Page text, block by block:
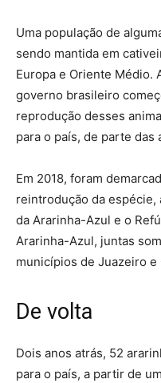
Uma população de
sendo mantida em
Europa e Oriente Médio.
governo brasileiro
reprodução desses
para o país, de parte das
Em 2018, foram
reintrodução da espécie,
da Ararinha-Azul e o
Ararinha-Azul, juntas
municípios de Juazeiro e
De volta
Dois anos atrás, 52
para o país, a partir de